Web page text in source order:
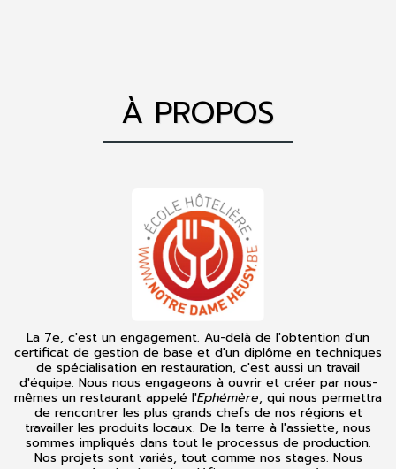
À PROPOS
La 7e, c'est un engagement. Au-delà de l'obtention d'un
certificat de gestion de base et d'un diplôme en techniques
de spécialisation en restauration, c'est aussi un travail
d'équipe. Nous nous engageons à ouvrir et créer par nous-
mêmes un restaurant appelé l'Ephémère, qui nous permettra
de rencontrer les plus grands chefs de nos régions et
travailler les produits locaux. De la terre à l'assiette, nous
sommes impliqués dans tout le processus de production.
Nos projets sont variés, tout comme nos stages. Nous